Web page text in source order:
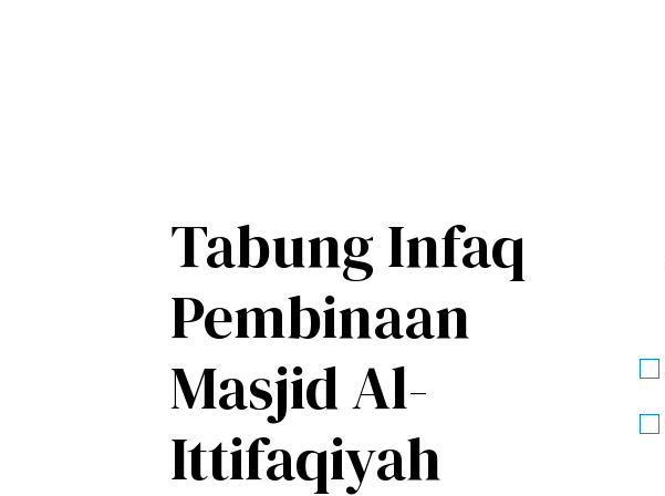
Tabung Infaq
Pembinaan
Masjid Al-
Ittifaqiyah